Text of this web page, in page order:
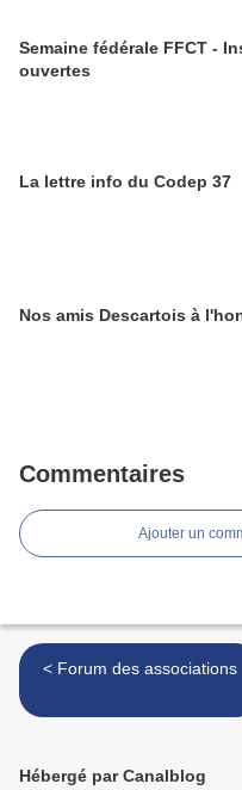
Semaine fédérale FFCT -
ouvertes
La lettre info du Codep 37
Nos amis Descartois à
Commentaires
Ajouter un
< Forum des associations
Hébergé par Canalblog